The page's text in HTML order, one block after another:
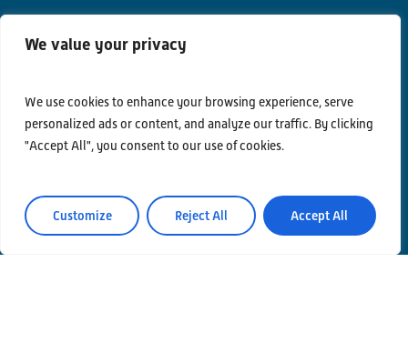
We value your privacy
We use cookies to enhance your browsing experience, serve
personalized ads or content, and analyze our traffic. By clicking
"Accept All", you consent to our use of cookies.
Customize Reject All Accept All
Contatti
Privacy Policy